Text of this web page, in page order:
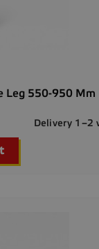
Leg 550-950 Mm
Delivery 1–2